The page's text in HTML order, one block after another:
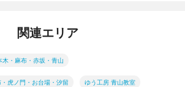
関連エリア
木・麻布・赤坂・青山
虎ノ門・お台場・汐留 ゆう工房 青山教室